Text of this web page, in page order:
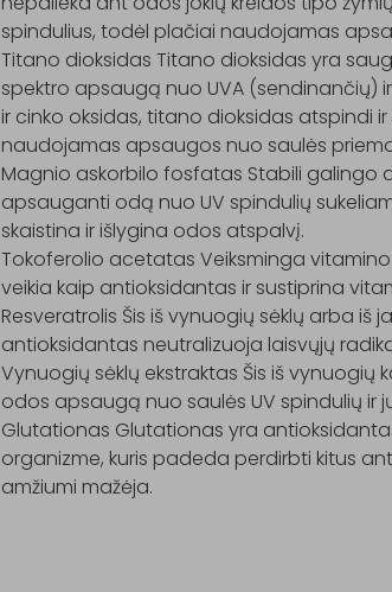
spindulius, todėl plačiai naudojamas
Titano dioksidas Titano dioksidas yra
spektro apsaugą nuo UVA (sendinančių)
ir cinko oksidas, titano dioksidas atspindi
naudojamas apsaugos nuo saulės
Magnio askorbilo fosfatas Stabili galingo
apsauganti odą nuo UV spindulių
skaistina ir išlygina odos atspalvį.
Tokoferolio acetatas Veiksminga
veikia kaip antioksidantas ir sustiprina
Resveratrolis Šis iš vynuogių sėklų arba
antioksidantas neutralizuoja laisvųjų
Vynuogių sėklų ekstraktas Šis iš
odos apsaugą nuo saulės UV spindulių ir
Glutationas Glutationas yra
organizme, kuris padeda perdirbti kitus
amžiumi mažėja.